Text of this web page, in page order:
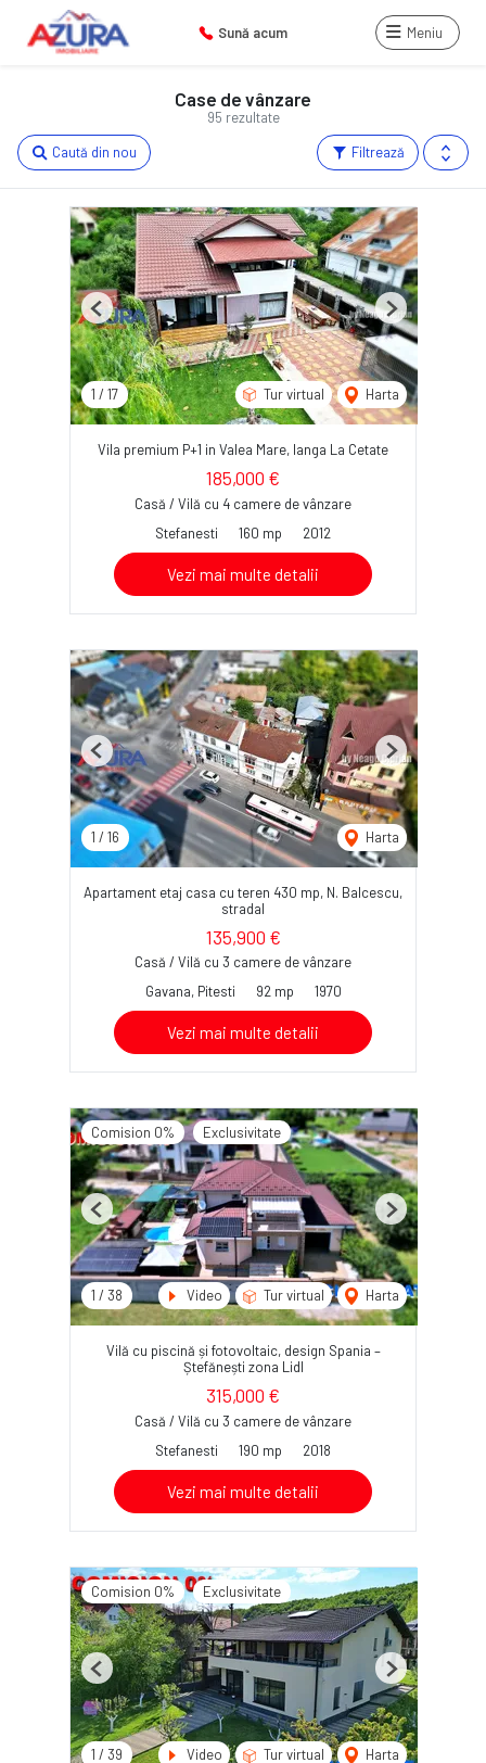
Sună acum Meniu
95 rezultate
Case de vânzare
Filtrează
Caută din nou
1 / 17 Tur virtual Harta
Previous Next
Vila premium P+1 in Valea Mare, langa La Cetate
185,000 €
Casă / Vilă cu 4 camere de vânzare
Stefanesti
160 mp 2012
Vezi mai multe detalii
1 / 16 Harta
Previous Next
Apartament etaj casa cu teren 430 mp, N. Balcescu,
stradal
135,900 €
Casă / Vilă cu 3 camere de vânzare
Gavana, Pitesti
92 mp 1970
Vezi mai multe detalii
Comision 0% Exclusivitate
1 / 38 Video Tur virtual Harta
Previous Next
Vilă cu piscină și fotovoltaic, design Spania –
Ștefănești zona Lidl
315,000 €
Casă / Vilă cu 3 camere de vânzare
Stefanesti
190 mp 2018
Vezi mai multe detalii
Comision 0% Exclusivitate
1 / 39 Video Tur virtual Harta
Previous Next